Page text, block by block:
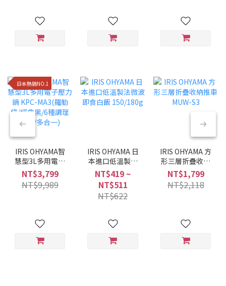
日本熱銷NO.1
IRIS OHYAMA智
慧型3L多用電子
壓力鍋 KPC-
MA3(羅勒綠/經典
黑/6種調理模式/
NT$3,799
NT$9,989
IRIS OHYAMA 日
本進口低溫製法
微波即食白飯
150/180g
NT$419 ~
NT$511
NT$622
IRIS OHYAMA 方
形三層折疊收納
推車 MUW-S3
NT$1,799
NT$2,118